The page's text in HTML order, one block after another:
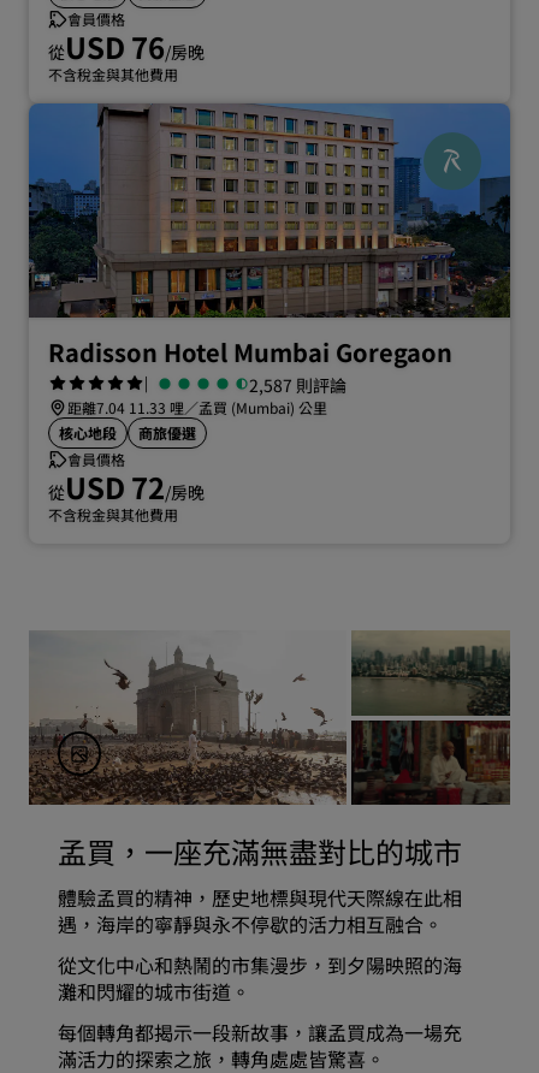
會員價格
從USD 76/房晚
不含稅金與其他費用
Radisson Hotel Mumbai Goregaon
| 2,587 則評論
距離7.04 11.33 哩／孟買 (Mumbai) 公里
核心地段
商旅優選
會員價格
從USD 72/房晚
不含稅金與其他費用
孟買，一座充滿無盡對比的城市
體驗孟買的精神，歷史地標與現代天際線在此相
遇，海岸的寧靜與永不停歇的活力相互融合。
從文化中心和熱鬧的市集漫步，到夕陽映照的海
灘和閃耀的城市街道。
每個轉角都揭示一段新故事，讓孟買成為一場充
滿活力的探索之旅，轉角處處皆驚喜。